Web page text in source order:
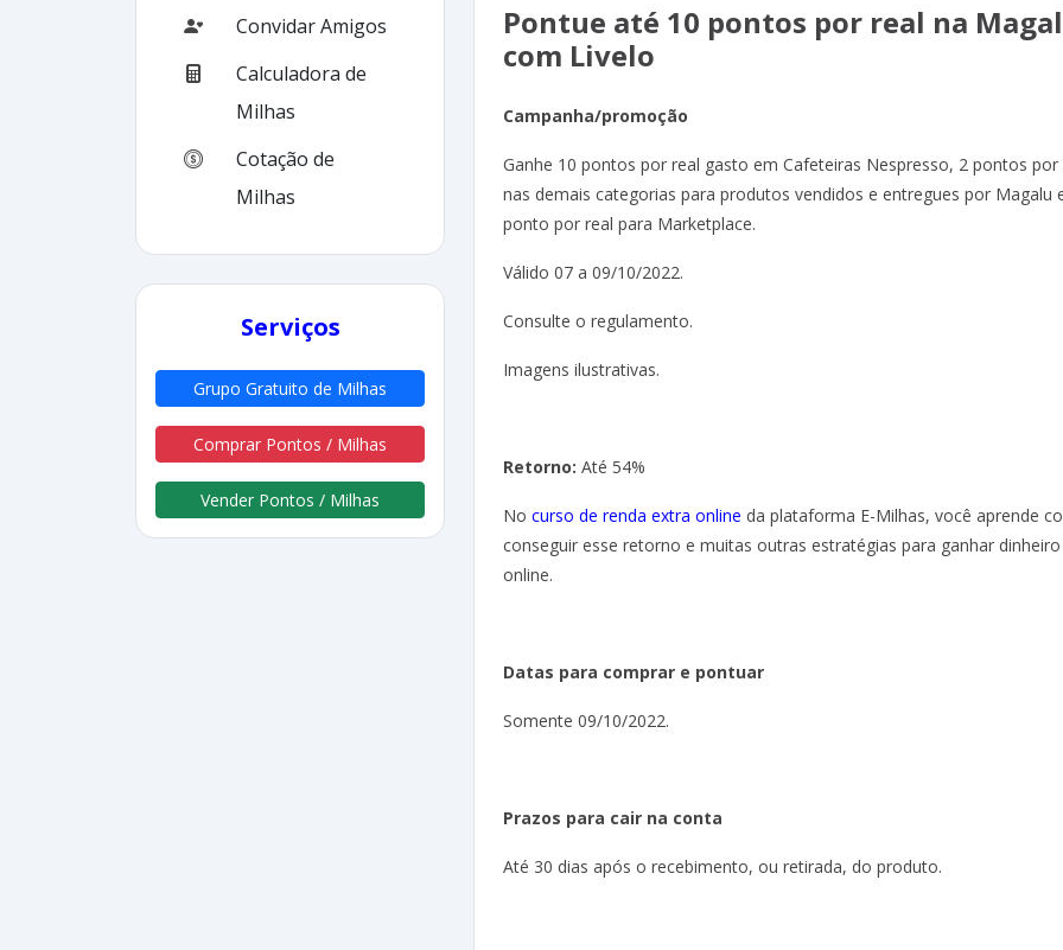
Convidar Amigos
Calculadora de
Milhas
Cotação de
Milhas
Serviços
Grupo Gratuito de Milhas
Comprar Pontos / Milhas
Vender Pontos / Milhas
Pontue até 10 pontos por real na
com Livelo
Campanha/promoção
Ganhe 10 pontos por real gasto em Cafeteiras Nespresso, 2 pontos por
nas demais categorias para produtos vendidos e entregues por Magalu
ponto por real para Marketplace.
Válido 07 a 09/10/2022.
Consulte o regulamento.
Imagens ilustrativas.
Retorno: Até 54%
No curso de renda extra online da plataforma E-Milhas, você aprende
conseguir esse retorno e muitas outras estratégias para ganhar dinheiro
online.
Datas para comprar e pontuar
Somente 09/10/2022.
Prazos para cair na conta
Até 30 dias após o recebimento, ou retirada, do produto.